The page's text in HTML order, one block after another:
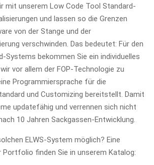
mit unserem Low Code Tool Standard-
und lassen so die Grenzen
von der Stange und der
verschwinden. Das bedeutet: Für den
Systems bekommen Sie ein individuelles
vor allem der FOP-Technologie zu
Programmiersprache für die
und Customizing bereitstellt. Damit
updatefähig und verrennen sich nicht
10 Jahren Sackgassen-Entwicklung.
ELWS-System möglich? Eine
finden Sie in unserem Katalog: